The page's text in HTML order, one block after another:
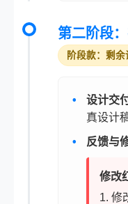
第二阶段
阶段款：剩
设计交付
真设计
反馈与
修改
1. 修